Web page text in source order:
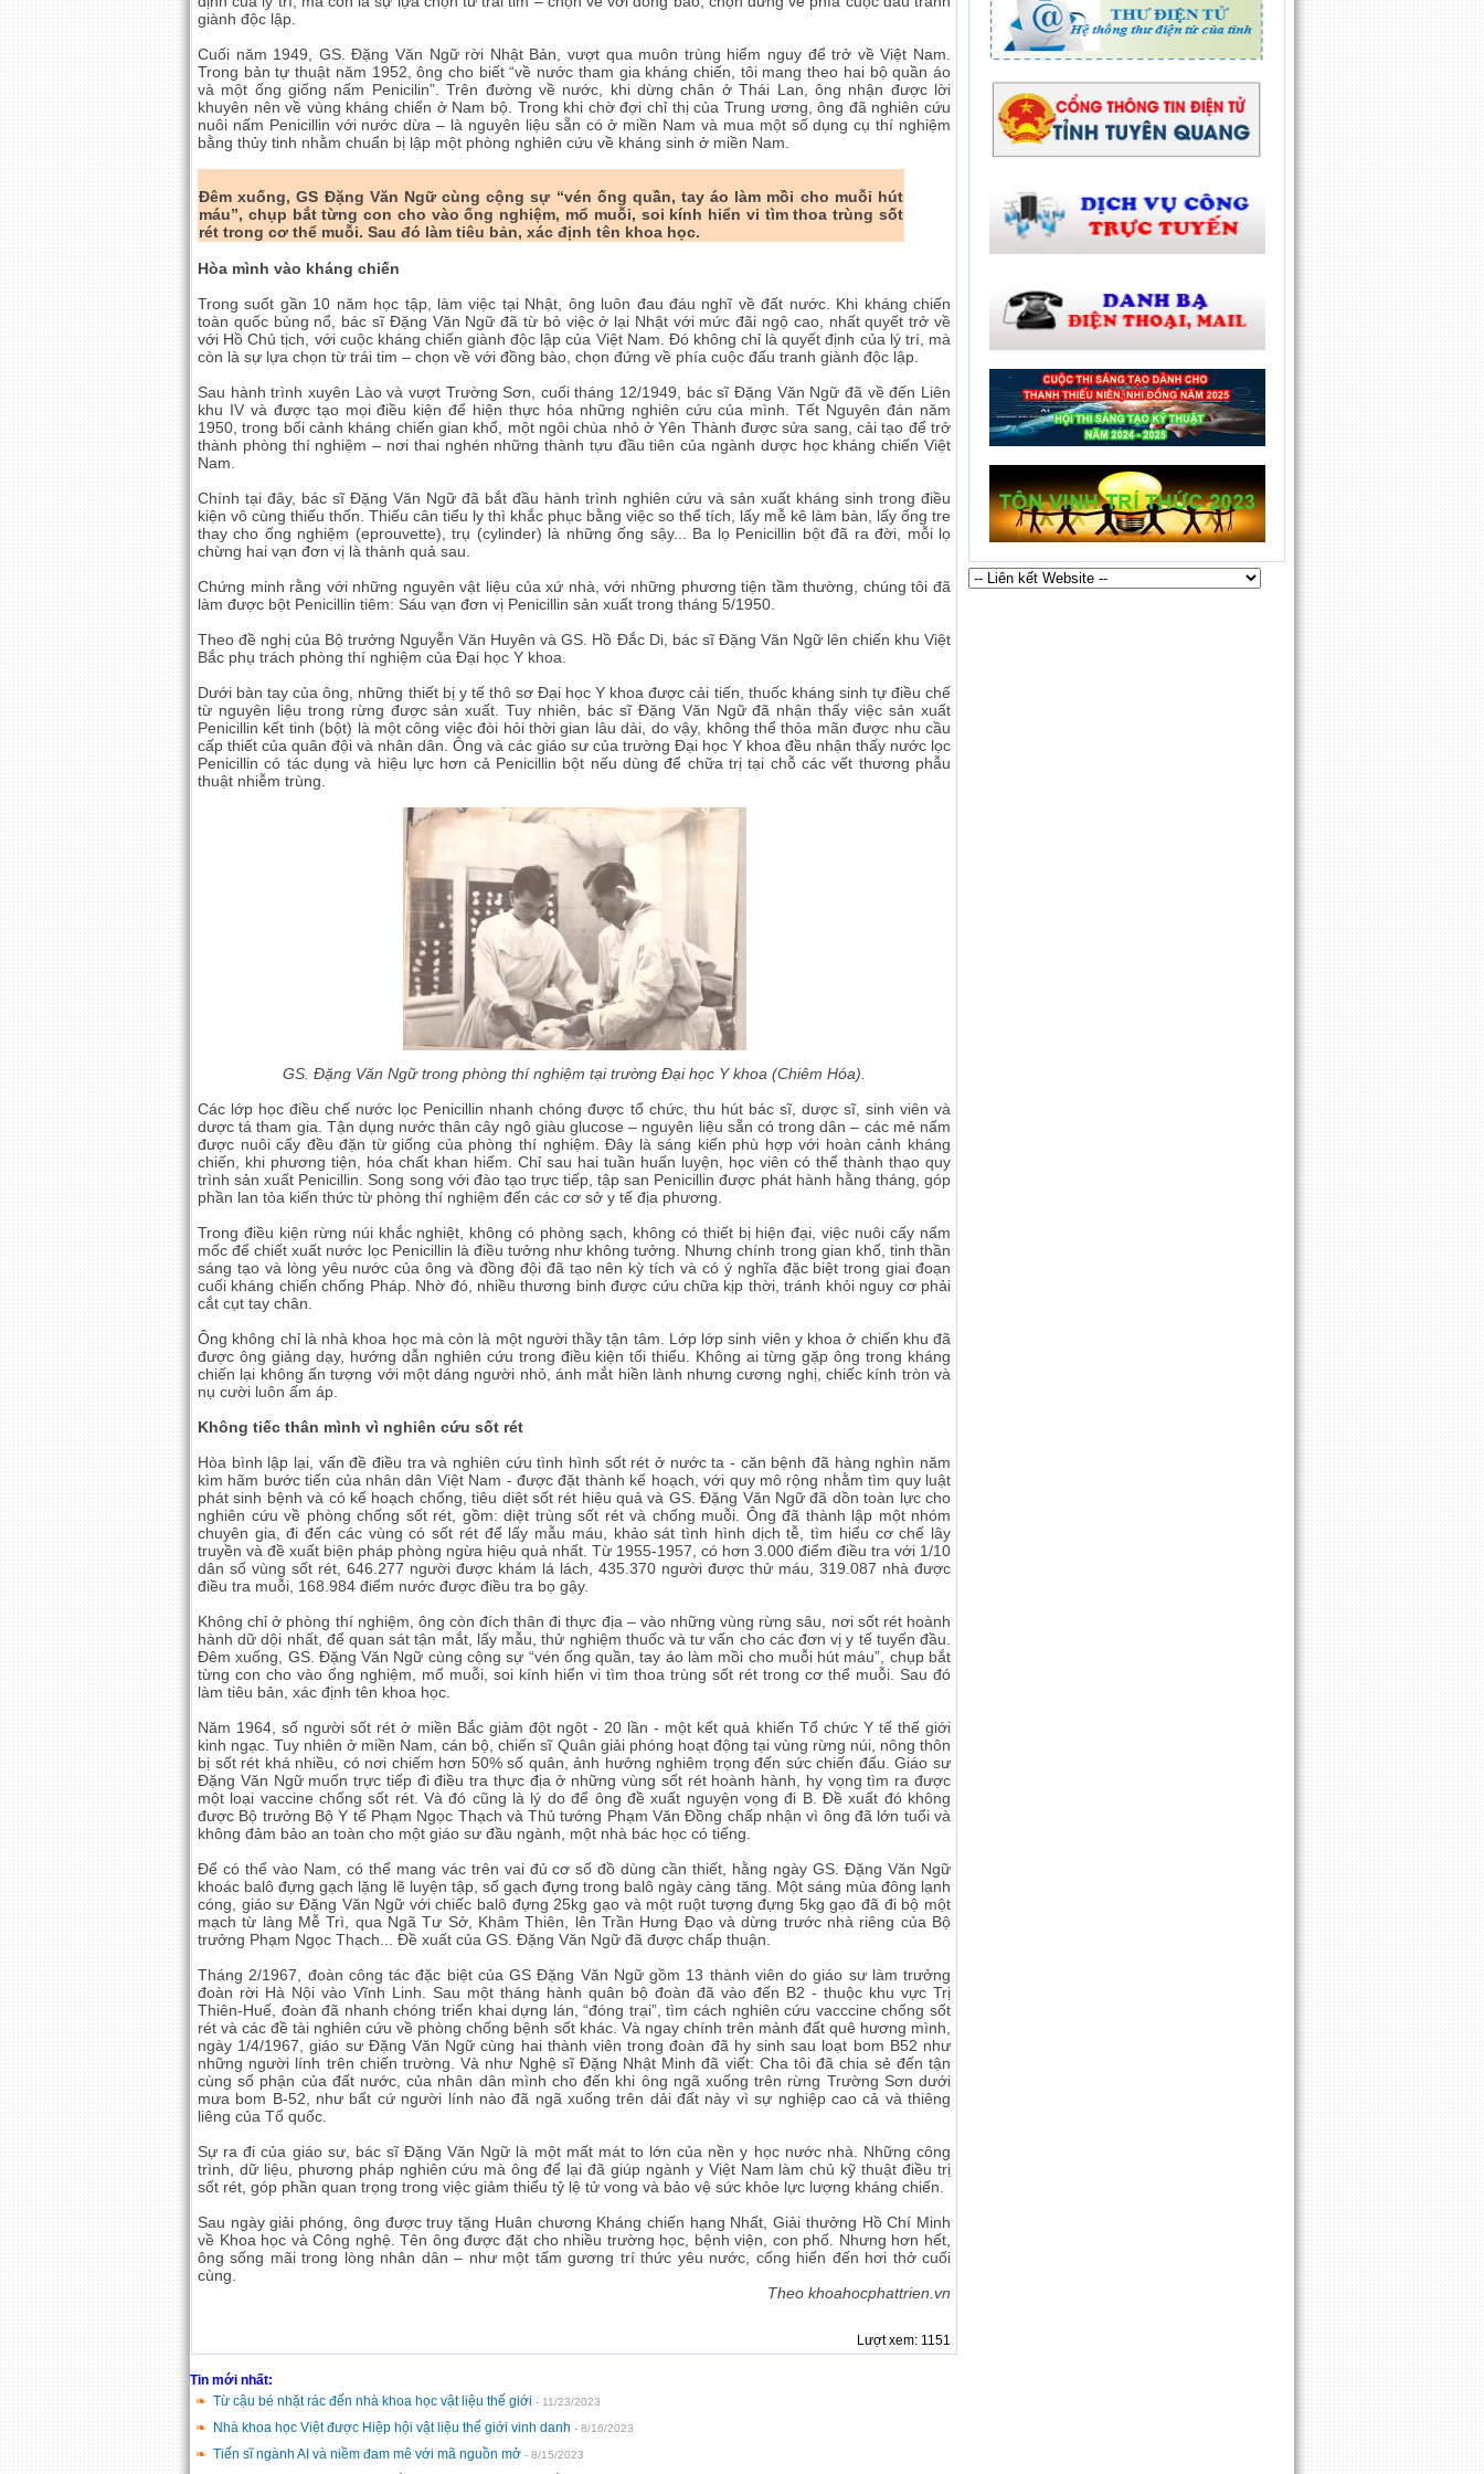
giành độc lập.
Cuối năm 1949, GS. Đặng Văn Ngữ rời Nhật Bản, vượt qua muôn trùng hiểm nguy để trở về Việt Nam.
Trong bản tự thuật năm 1952, ông cho biết “về nước tham gia kháng chiến, tôi mang theo hai bộ quần áo
và một ống giống nấm Penicilin”. Trên đường về nước, khi dừng chân ở Thái Lan, ông nhận được lời
khuyên nên về vùng kháng chiến ở Nam bộ. Trong khi chờ đợi chỉ thị của Trung ương, ông đã nghiên cứu
nuôi nấm Penicillin với nước dừa – là nguyên liệu sẵn có ở miền Nam và mua một số dụng cụ thí nghiệm
bằng thủy tinh nhằm chuẩn bị lập một phòng nghiên cứu về kháng sinh ở miền Nam.
Đêm xuống, GS Đặng Văn Ngữ cùng cộng sự “vén ống quần, tay áo làm mồi cho muỗi hút
máu”, chụp bắt từng con cho vào ống nghiệm, mổ muỗi, soi kính hiển vi tìm thoa trùng sốt
rét trong cơ thể muỗi. Sau đó làm tiêu bản, xác định tên khoa học.
Hòa mình vào kháng chiến
Trong suốt gần 10 năm học tập, làm việc tại Nhật, ông luôn đau đáu nghĩ về đất nước. Khi kháng chiến
toàn quốc bùng nổ, bác sĩ Đặng Văn Ngữ đã từ bỏ việc ở lại Nhật với mức đãi ngộ cao, nhất quyết trở về
với Hồ Chủ tịch, với cuộc kháng chiến giành độc lập của Việt Nam. Đó không chỉ là quyết định của lý trí, mà
còn là sự lựa chọn từ trái tim – chọn về với đồng bào, chọn đứng về phía cuộc đấu tranh giành độc lập.
Sau hành trình xuyên Lào và vượt Trường Sơn, cuối tháng 12/1949, bác sĩ Đặng Văn Ngữ đã về đến Liên
khu IV và được tạo mọi điều kiện để hiện thực hóa những nghiên cứu của mình. Tết Nguyên đán năm
1950, trong bối cảnh kháng chiến gian khổ, một ngôi chùa nhỏ ở Yên Thành được sửa sang, cải tạo để trở
thành phòng thí nghiệm – nơi thai nghén những thành tựu đầu tiên của ngành dược học kháng chiến Việt
Nam.
Chính tại đây, bác sĩ Đặng Văn Ngữ đã bắt đầu hành trình nghiên cứu và sản xuất kháng sinh trong điều
kiện vô cùng thiếu thốn. Thiếu cân tiểu ly thì khắc phục bằng việc so thể tích, lấy mễ kê làm bàn, lấy ống tre
thay cho ống nghiệm (eprouvette), trụ (cylinder) là những ống sậy... Ba lọ Penicillin bột đã ra đời, mỗi lọ
chừng hai vạn đơn vị là thành quả sau.
Chứng minh rằng với những nguyên vật liệu của xứ nhà, với những phương tiện tầm thường, chúng tôi đã
làm được bột Penicillin tiêm: Sáu vạn đơn vị Penicillin sản xuất trong tháng 5/1950.
Theo đề nghị của Bộ trưởng Nguyễn Văn Huyên và GS. Hồ Đắc Di, bác sĩ Đặng Văn Ngữ lên chiến khu Việt
Bắc phụ trách phòng thí nghiệm của Đại học Y khoa.
Dưới bàn tay của ông, những thiết bị y tế thô sơ Đại học Y khoa được cải tiến, thuốc kháng sinh tự điều chế
từ nguyên liệu trong rừng được sản xuất. Tuy nhiên, bác sĩ Đặng Văn Ngữ đã nhận thấy việc sản xuất
Penicillin kết tinh (bột) là một công việc đòi hỏi thời gian lâu dài, do vậy, không thể thỏa mãn được nhu cầu
cấp thiết của quân đội và nhân dân. Ông và các giáo sư của trường Đại học Y khoa đều nhận thấy nước lọc
Penicillin có tác dụng và hiệu lực hơn cả Penicillin bột nếu dùng để chữa trị tại chỗ các vết thương phẫu
thuật nhiễm trùng.
GS. Đặng Văn Ngữ trong phòng thí nghiệm tại trường Đại học Y khoa (Chiêm Hóa).
Các lớp học điều chế nước lọc Penicillin nhanh chóng được tổ chức, thu hút bác sĩ, dược sĩ, sinh viên và
dược tá tham gia. Tận dụng nước thân cây ngô giàu glucose – nguyên liệu sẵn có trong dân – các mẻ nấm
được nuôi cấy đều đặn từ giống của phòng thí nghiệm. Đây là sáng kiến phù hợp với hoàn cảnh kháng
chiến, khi phương tiện, hóa chất khan hiếm. Chỉ sau hai tuần huấn luyện, học viên có thể thành thạo quy
trình sản xuất Penicillin. Song song với đào tạo trực tiếp, tập san Penicillin được phát hành hằng tháng, góp
phần lan tỏa kiến thức từ phòng thí nghiệm đến các cơ sở y tế địa phương.
Trong điều kiện rừng núi khắc nghiệt, không có phòng sạch, không có thiết bị hiện đại, việc nuôi cấy nấm
mốc để chiết xuất nước lọc Penicillin là điều tưởng như không tưởng. Nhưng chính trong gian khổ, tinh thần
sáng tạo và lòng yêu nước của ông và đồng đội đã tạo nên kỳ tích và có ý nghĩa đặc biệt trong giai đoạn
cuối kháng chiến chống Pháp. Nhờ đó, nhiều thương binh được cứu chữa kịp thời, tránh khỏi nguy cơ phải
cắt cụt tay chân.
Ông không chỉ là nhà khoa học mà còn là một người thầy tận tâm. Lớp lớp sinh viên y khoa ở chiến khu đã
được ông giảng dạy, hướng dẫn nghiên cứu trong điều kiện tối thiểu. Không ai từng gặp ông trong kháng
chiến lại không ấn tượng với một dáng người nhỏ, ánh mắt hiền lành nhưng cương nghị, chiếc kính tròn và
nụ cười luôn ấm áp.
Không tiếc thân mình vì nghiên cứu sốt rét
Hòa bình lập lại, vấn đề điều tra và nghiên cứu tình hình sốt rét ở nước ta - căn bệnh đã hàng nghìn năm
kìm hãm bước tiến của nhân dân Việt Nam - được đặt thành kế hoạch, với quy mô rộng nhằm tìm quy luật
phát sinh bệnh và có kế hoạch chống, tiêu diệt sốt rét hiệu quả và GS. Đặng Văn Ngữ đã dồn toàn lực cho
nghiên cứu về phòng chống sốt rét, gồm: diệt trùng sốt rét và chống muỗi. Ông đã thành lập một nhóm
chuyên gia, đi đến các vùng có sốt rét để lấy mẫu máu, khảo sát tình hình dịch tễ, tìm hiểu cơ chế lây
truyền và đề xuất biện pháp phòng ngừa hiệu quả nhất. Từ 1955-1957, có hơn 3.000 điểm điều tra với 1/10
dân số vùng sốt rét, 646.277 người được khám lá lách, 435.370 người được thử máu, 319.087 nhà được
điều tra muỗi, 168.984 điểm nước được điều tra bọ gậy.
Không chỉ ở phòng thí nghiệm, ông còn đích thân đi thực địa – vào những vùng rừng sâu, nơi sốt rét hoành
hành dữ dội nhất, để quan sát tận mắt, lấy mẫu, thử nghiệm thuốc và tư vấn cho các đơn vị y tế tuyến đầu.
Đêm xuống, GS. Đặng Văn Ngữ cùng cộng sự “vén ống quần, tay áo làm mồi cho muỗi hút máu”, chụp bắt
từng con cho vào ống nghiệm, mổ muỗi, soi kính hiển vi tìm thoa trùng sốt rét trong cơ thể muỗi. Sau đó
làm tiêu bản, xác định tên khoa học.
Năm 1964, số người sốt rét ở miền Bắc giảm đột ngột - 20 lần - một kết quả khiến Tổ chức Y tế thế giới
kinh ngạc. Tuy nhiên ở miền Nam, cán bộ, chiến sĩ Quân giải phóng hoạt động tại vùng rừng núi, nông thôn
bị sốt rét khá nhiều, có nơi chiếm hơn 50% số quân, ảnh hưởng nghiêm trọng đến sức chiến đấu. Giáo sư
Đặng Văn Ngữ muốn trực tiếp đi điều tra thực địa ở những vùng sốt rét hoành hành, hy vọng tìm ra được
một loại vaccine chống sốt rét. Và đó cũng là lý do để ông đề xuất nguyện vọng đi B. Đề xuất đó không
được Bộ trưởng Bộ Y tế Phạm Ngọc Thạch và Thủ tướng Phạm Văn Đồng chấp nhận vì ông đã lớn tuổi và
không đảm bảo an toàn cho một giáo sư đầu ngành, một nhà bác học có tiếng.
Để có thể vào Nam, có thể mang vác trên vai đủ cơ số đồ dùng cần thiết, hằng ngày GS. Đặng Văn Ngữ
khoác balô đựng gạch lặng lẽ luyện tập, số gạch đựng trong balô ngày càng tăng. Một sáng mùa đông lạnh
cóng, giáo sư Đặng Văn Ngữ với chiếc balô đựng 25kg gạo và một ruột tượng đựng 5kg gạo đã đi bộ một
mạch từ làng Mễ Trì, qua Ngã Tư Sở, Khâm Thiên, lên Trần Hưng Đạo và dừng trước nhà riêng của Bộ
trưởng Phạm Ngọc Thạch... Đề xuất của GS. Đặng Văn Ngữ đã được chấp thuận.
Tháng 2/1967, đoàn công tác đặc biệt của GS Đặng Văn Ngữ gồm 13 thành viên do giáo sư làm trưởng
đoàn rời Hà Nội vào Vĩnh Linh. Sau một tháng hành quân bộ đoàn đã vào đến B2 - thuộc khu vực Trị
Thiên-Huế, đoàn đã nhanh chóng triển khai dựng lán, “đóng trại”, tìm cách nghiên cứu vacccine chống sốt
rét và các đề tài nghiên cứu về phòng chống bệnh sốt khác. Và ngay chính trên mảnh đất quê hương mình,
ngày 1/4/1967, giáo sư Đặng Văn Ngữ cùng hai thành viên trong đoàn đã hy sinh sau loạt bom B52 như
những người lính trên chiến trường. Và như Nghệ sĩ Đặng Nhật Minh đã viết: Cha tôi đã chia sẻ đến tận
cùng số phận của đất nước, của nhân dân mình cho đến khi ông ngã xuống trên rừng Trường Sơn dưới
mưa bom B-52, như bất cứ người lính nào đã ngã xuống trên dải đất này vì sự nghiệp cao cả và thiêng
liêng của Tổ quốc.
Sự ra đi của giáo sư, bác sĩ Đặng Văn Ngữ là một mất mát to lớn của nền y học nước nhà. Những công
trình, dữ liệu, phương pháp nghiên cứu mà ông để lại đã giúp ngành y Việt Nam làm chủ kỹ thuật điều trị
sốt rét, góp phần quan trọng trong việc giảm thiểu tỷ lệ tử vong và bảo vệ sức khỏe lực lượng kháng chiến.
Sau ngày giải phóng, ông được truy tặng Huân chương Kháng chiến hạng Nhất, Giải thưởng Hồ Chí Minh
về Khoa học và Công nghệ. Tên ông được đặt cho nhiều trường học, bệnh viện, con phố. Nhưng hơn hết,
ông sống mãi trong lòng nhân dân – như một tấm gương trí thức yêu nước, cống hiến đến hơi thở cuối
cùng.
Theo khoahocphattrien.vn
Lượt xem: 1151
Tin mới nhất:
❧ Từ cậu bé nhặt rác đến nhà khoa học vật liệu thế giới - 11/23/2023
❧ Nhà khoa học Việt được Hiệp hội vật liệu thế giới vinh danh - 8/16/2023
❧ Tiến sĩ ngành AI và niềm đam mê với mã nguồn mở - 8/15/2023